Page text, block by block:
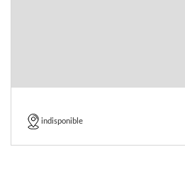
indisponible